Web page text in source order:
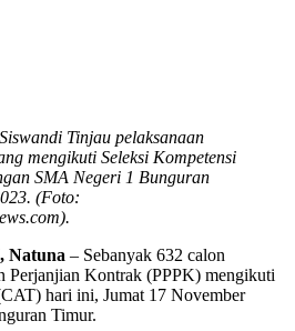
Tinjau pelaksanaan
mengikuti Seleksi Kompetensi
SMA Negeri 1 Bunguran
(Foto:
Natuna – Sebanyak 632 calon
Perjanjian Kontrak (PPPK) mengikuti
hari ini, Jumat 17 November
Timur.